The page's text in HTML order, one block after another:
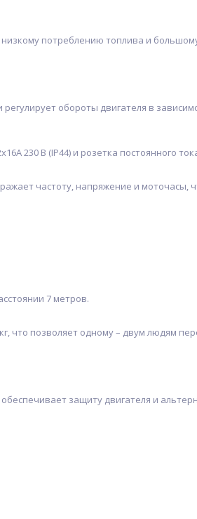
потреблению топлива и
обороты двигателя в
230 В (IP44) и розетка постоянного
частоту, напряжение и моточасы,
7 метров.
что позволяет одному – двум людям
защиту двигателя и